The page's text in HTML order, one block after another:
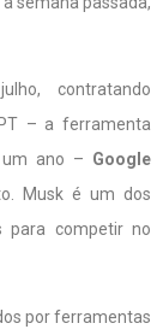
contratando
– a ferramenta
ano – Google
Musk é um dos
para competir no
​​por ferramentas